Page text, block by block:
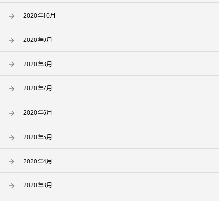
2020年10月
2020年9月
2020年8月
2020年7月
2020年6月
2020年5月
2020年4月
2020年3月